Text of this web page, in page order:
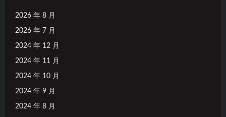
2026 年 8 月
2026 年 7 月
2024 年 12 月
2024 年 11 月
2024 年 10 月
2024 年 9 月
2024 年 8 月